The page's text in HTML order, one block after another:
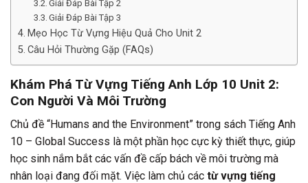
Giải Đáp Bài Tập 2
Giải Đáp Bài Tập 3
Mẹo Học Từ Vựng Hiệu Quả Cho Unit 2
Câu Hỏi Thường Gặp (FAQs)
Khám Phá Từ Vựng Tiếng Anh Lớp 10 Unit 2:
Con Người Và Môi Trường
Chủ đề “Humans and the Environment” trong sách Tiếng Anh
10 – Global Success là một phần học cực kỳ thiết thực, giúp
học sinh nắm bắt các vấn đề cấp bách về môi trường mà
nhân loại đang đối mặt. Việc làm chủ các từ vựng tiếng